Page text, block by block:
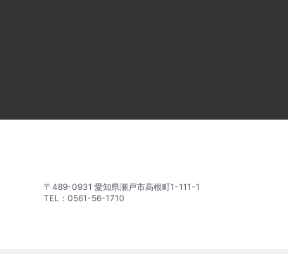
〒489-0931 愛知県瀬戸市高根町1-111-1
TEL：0561-56-1710